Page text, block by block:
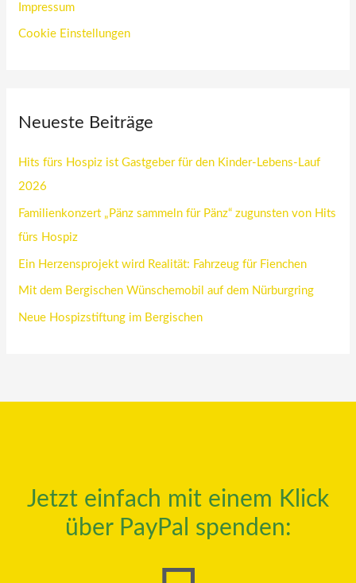
Impressum
Cookie Einstellungen
Neueste Beiträge
Hits fürs Hospiz ist Gastgeber für den Kinder-Lebens-Lauf
2026
Familienkonzert „Pänz sammeln für Pänz“ zugunsten von Hits
fürs Hospiz
Ein Herzensprojekt wird Realität: Fahrzeug für Fienchen
Mit dem Bergischen Wünschemobil auf dem Nürburgring
Neue Hospizstiftung im Bergischen
Jetzt einfach mit einem Klick
über PayPal spenden: